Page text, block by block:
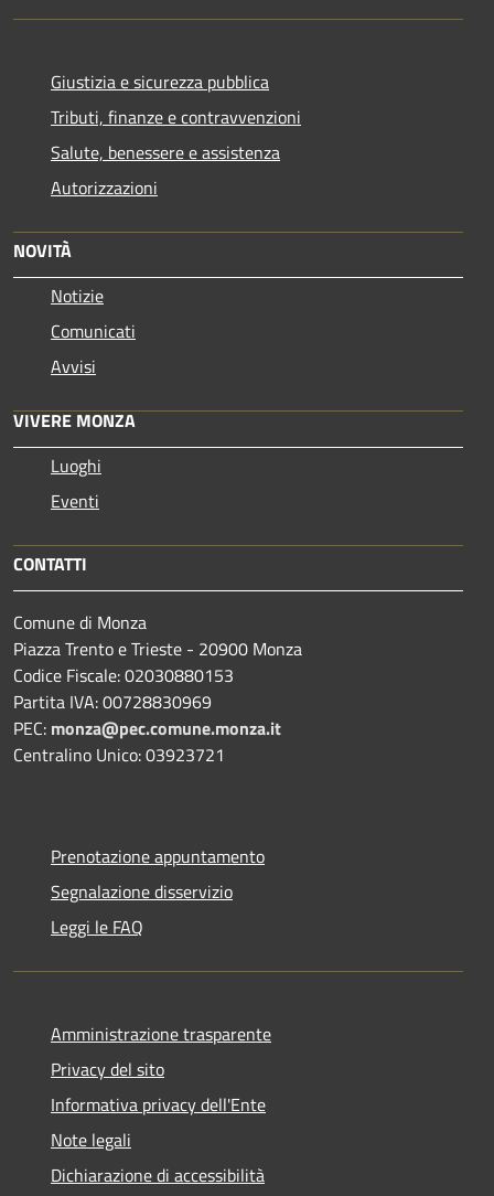
Giustizia e sicurezza pubblica
Tributi, finanze e contravvenzioni
Salute, benessere e assistenza
Autorizzazioni
NOVITÀ
Notizie
Comunicati
Avvisi
VIVERE MONZA
Luoghi
Eventi
CONTATTI
Comune di Monza
Piazza Trento e Trieste - 20900 Monza
Codice Fiscale: 02030880153
Partita IVA: 00728830969
PEC: monza@pec.comune.monza.it
Centralino Unico: 03923721
Prenotazione appuntamento
Segnalazione disservizio
Leggi le FAQ
Amministrazione trasparente
Privacy del sito
Informativa privacy dell'Ente
Note legali
Dichiarazione di accessibilità